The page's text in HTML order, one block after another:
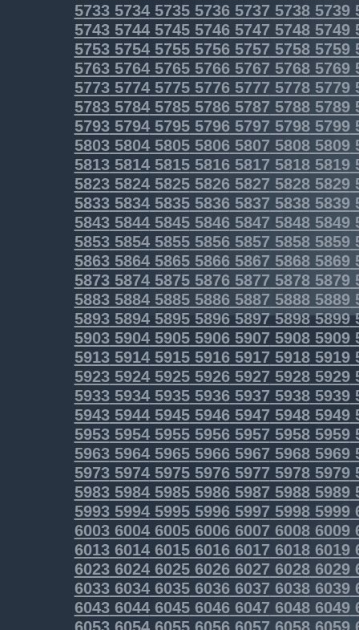
5733573457355736573757385739
5743574457455746574757485749
5753575457555756575757585759
57635764576557665767 57685769
5773577457755776577757785779
57835784578557865787 57885789
57935794579557965797 57985799
58035804580558065807 58085809
5813581458155816581758185819
58235824582558265827 58285829
58335834583558365837 58385839
58435844584558465847 58485849
58535854585558565857 58585859
58635864586558665867 58685869
58735874587558765877 58785879
58835884588558865887 58885889
5893589458955896589758985899
5903590459055906590759085909
5913591459155916591759185919
5923592459255926592759285929
5933593459355936593759385939
5943594459455946594759485949
5953595459555956595759585959
5963596459655966596759685969
5973597459755976597759785979
5983598459855986598759885989
5993599459955996599759985999
6003600460056006600760086009
6013601460156016601760186019
6023602460256026602760286029
6033603460356036603760386039
6043604460456046604760486049